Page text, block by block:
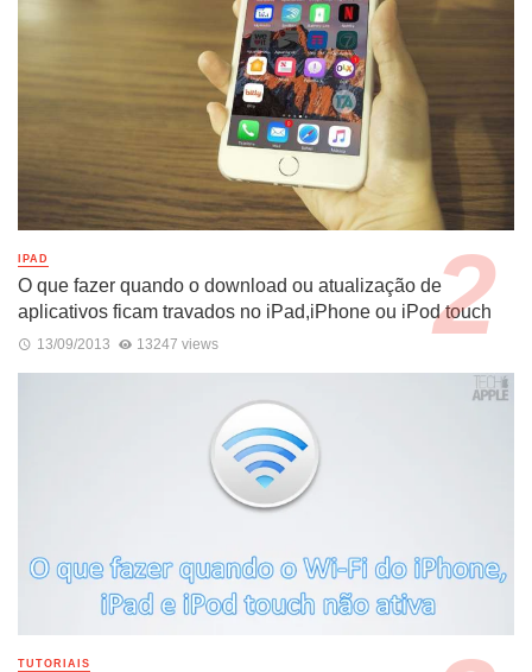
IPAD
O que fazer quando o download ou atualização de
aplicativos ficam travados no iPad,iPhone ou iPod touch
13/09/2013 13247 views
TUTORIAIS